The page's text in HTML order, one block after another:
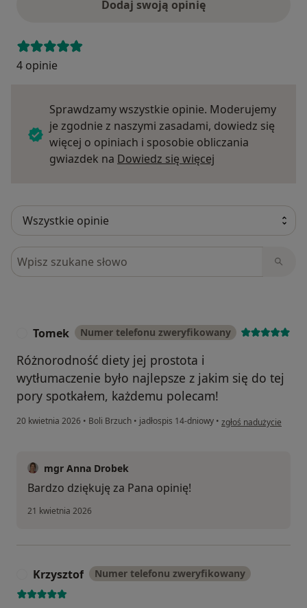
Dodaj swoją opinię
4 opinie
Sprawdzamy wszystkie opinie. Moderujemy
je zgodnie z naszymi zasadami, dowiedz się
więcej o opiniach i sposobie obliczania
gwiazdek na Dowiedz się więcej
Szukaj w opiniach
Tomek Numer telefonu zweryfikowany
Różnorodność diety jej prostota i
wytłumaczenie było najlepsze z jakim się do tej
pory spotkałem, każdemu polecam!
20 kwietnia 2026 • Boli Brzuch • jadłospis 14-dniowy • w opinii użytkownika
zgłoś nadużycie
mgr Anna Drobek
Bardzo dziękuję za Pana opinię!
21 kwietnia 2026
Krzysztof Numer telefonu zweryfikowany